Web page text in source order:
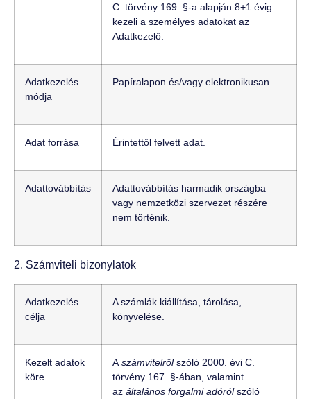
C. törvény 169. §-a alapján 8+1 évig
kezeli a személyes adatokat az
Adatkezelő.
Adatkezelés
módja
Papíralapon és/vagy elektronikusan.
Adat forrása Érintettől felvett adat.
Adattovábbítás
Adattovábbítás harmadik országba
vagy nemzetközi szervezet részére
nem történik.
2. Számviteli bizonylatok
Adatkezelés
célja
A számlák kiállítása, tárolása,
könyvelése.
Kezelt adatok
köre
A számvitelrőlszóló 2000. évi C.
törvény 167. §-ában, valamint
az általános forgalmi adórólszóló